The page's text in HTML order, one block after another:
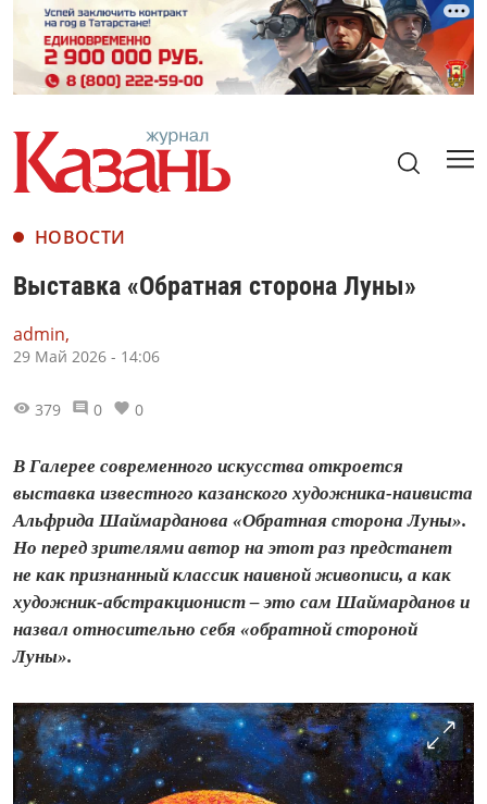
НОВОСТИ
Выставка «Обратная сторона Луны»
admin,
29 Май 2026 - 14:06
379 0 0
В Галерее современного искусства откроется
выставка известного казанского художника-наивиста
Альфрида Шаймарданова «Обратная сторона Луны».
Но перед зрителями автор на этот раз предстанет
не как признанный классик наивной живописи, а как
художник-абстракционист – это сам Шаймарданов и
назвал относительно себя «обратной стороной
Луны».